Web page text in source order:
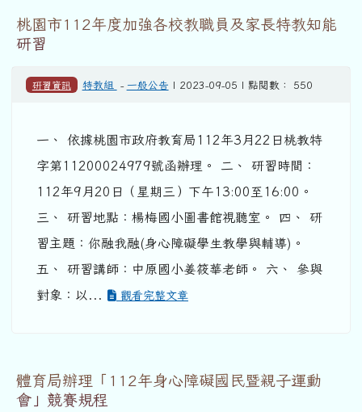
桃園市112年度加強各校教職員及家長特教知能
研習
研習資訊 特教組 - 一般公告 | 2023-09-05 | 點閱數： 550
一、 依據桃園市政府教育局112年3月22日桃教特
字第11200024979號函辦理。 二、 研習時間：
112年9月20日（星期三）下午13:00至16:00。
三、 研習地點：楊梅國小圖書館視聽室。 四、 研
習主題：你融我融(身心障礙學生教學與輔導)。
五、 研習講師：中原國小姜筱華老師。 六、 參與
對象：以...
觀看完整文章
體育局辦理「112年身心障礙國民暨親子運動
會」競賽規程